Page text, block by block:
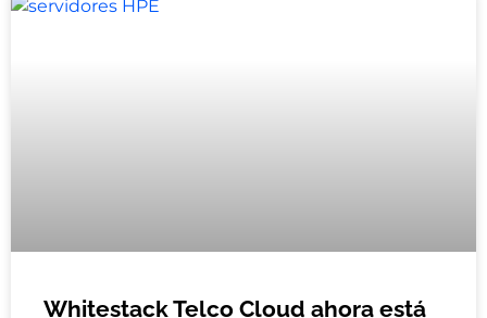
Whitestack Telco Cloud ahora está